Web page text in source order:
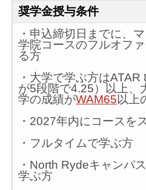
奨学金授与条件
・申込締切日までに、
学院コースのフルオフ
る方
・大学で学ぶ方は
が5段階で4.25）以上、
学の成績がWAM65以上
・2027年内にコースを
・フルタイムで学ぶ方
・North Rydeキャンパ
学ぶ方